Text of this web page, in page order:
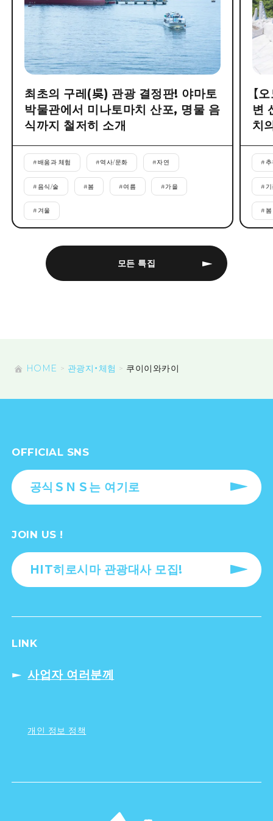
모든 특집
최초의 구레(吳) 관광 결정판! 야마토
박물관에서 미나토마치 산포, 명물 음
식까지 철저히 소개
#배움과 체험 #역사/문화 #자연
#음식/술 #봄 #여름 #가을
# 겨울
【
변
치
#
#
#봄
HOME 관광지・체험 쿠이이와카이
OFFICIAL SNS
공식ＳＮＳ는 여기로
JOIN US !
HIT히로시마 관광대사 모집!
LINK
사업자 여러분께
개인 정보 정책